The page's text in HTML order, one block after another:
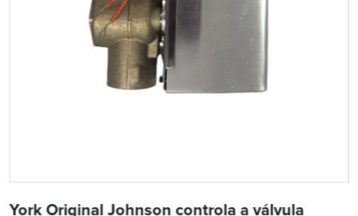
York Original Johnson controla a válvula